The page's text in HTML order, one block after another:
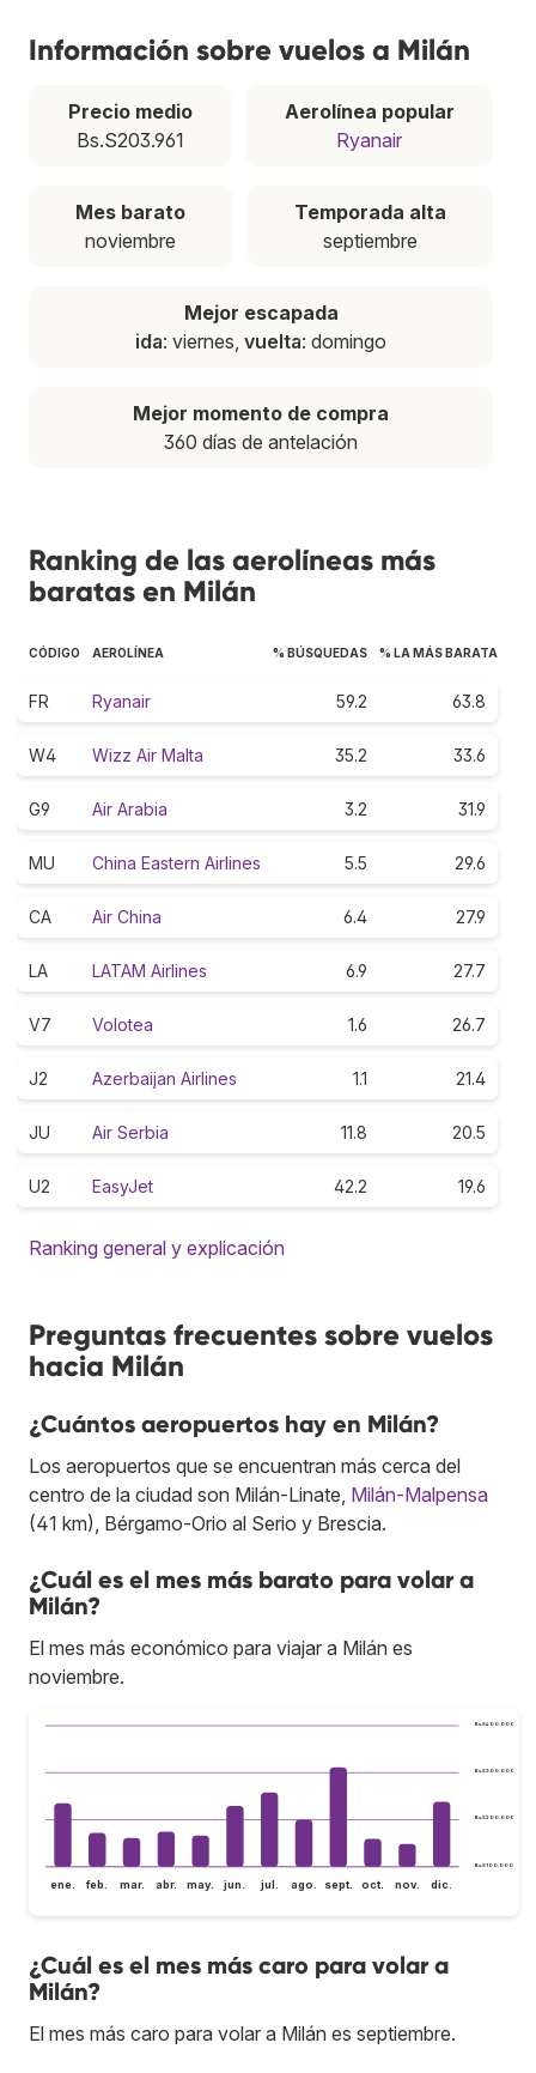
Información sobre vuelos a Milán
Precio medio
Bs.S203.961
Aerolínea popular
Ryanair
Mes barato
noviembre
Temporada alta
septiembre
Mejor escapada
ida: viernes, vuelta: domingo
Mejor momento de compra
360 días de antelación
Ranking de las aerolíneas más
baratas en Milán
CÓDIGO AEROLÍNEA % BÚSQUEDAS % LA MÁS BARATA
FR Ryanair 59.2 63.8
W4 Wizz Air Malta 35.2 33.6
G9 Air Arabia 3.2 31.9
MU China Eastern Airlines 5.5 29.6
CA Air China 6.4 27.9
LA LATAM Airlines 6.9 27.7
V7 Volotea 1.6 26.7
J2 Azerbaijan Airlines 1.1 21.4
JU Air Serbia 11.8 20.5
U2 EasyJet 42.2 19.6
Ranking general y explicación
Preguntas frecuentes sobre vuelos
hacia Milán
¿Cuántos aeropuertos hay en Milán?
Los aeropuertos que se encuentran más cerca del
centro de la ciudad son Milán-Linate, Milán-Malpensa
(41 km), Bérgamo-Orio al Serio y Brescia.
¿Cuál es el mes más barato para volar a
Milán?
El mes más económico para viajar a Milán es
noviembre.
Bs.S100.000
Bs.S200.000
Bs.S300.000
Bs.S400.000
ene. feb. mar. abr. may. jun. jul. ago. sept. oct. nov. dic.
¿Cuál es el mes más caro para volar a
Milán?
El mes más caro para volar a Milán es septiembre.